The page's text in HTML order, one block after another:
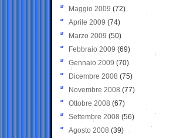
Maggio 2009 (72)
Aprile 2009 (74)
Marzo 2009 (50)
Febbraio 2009 (69)
Gennaio 2009 (70)
Dicembre 2008 (75)
Novembre 2008 (77)
Ottobre 2008 (67)
Settembre 2008 (56)
Agosto 2008 (39)